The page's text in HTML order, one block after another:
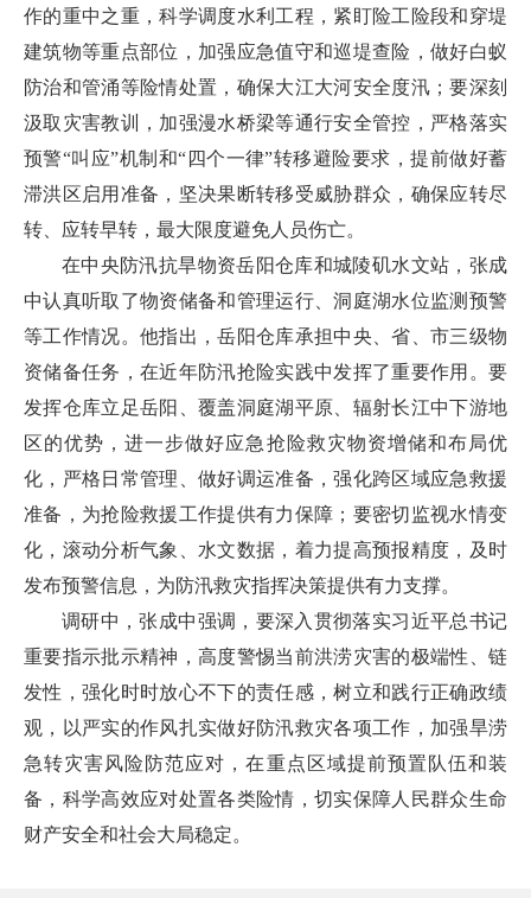
作的重中之重，科学调度水利工程，紧盯险工险段和穿堤
建筑物等重点部位，加强应急值守和巡堤查险，做好白蚁
防治和管涌等险情处置，确保大江大河安全度汛；要深刻
汲取灾害教训，加强漫水桥梁等通行安全管控，严格落实
预警“叫应”机制和“四个一律”转移避险要求，提前做好蓄
滞洪区启用准备，坚决果断转移受威胁群众，确保应转尽
转、应转早转，最大限度避免人员伤亡。
在中央防汛抗旱物资岳阳仓库和城陵矶水文站，张成
中认真听取了物资储备和管理运行、洞庭湖水位监测预警
等工作情况。他指出，岳阳仓库承担中央、省、市三级物
资储备任务，在近年防汛抢险实践中发挥了重要作用。要
发挥仓库立足岳阳、覆盖洞庭湖平原、辐射长江中下游地
区的优势，进一步做好应急抢险救灾物资增储和布局优
化，严格日常管理、做好调运准备，强化跨区域应急救援
准备，为抢险救援工作提供有力保障；要密切监视水情变
化，滚动分析气象、水文数据，着力提高预报精度，及时
发布预警信息，为防汛救灾指挥决策提供有力支撑。
调研中，张成中强调，要深入贯彻落实习近平总书记
重要指示批示精神，高度警惕当前洪涝灾害的极端性、链
发性，强化时时放心不下的责任感，树立和践行正确政绩
观，以严实的作风扎实做好防汛救灾各项工作，加强旱涝
急转灾害风险防范应对，在重点区域提前预置队伍和装
备，科学高效应对处置各类险情，切实保障人民群众生命
财产安全和社会大局稳定。